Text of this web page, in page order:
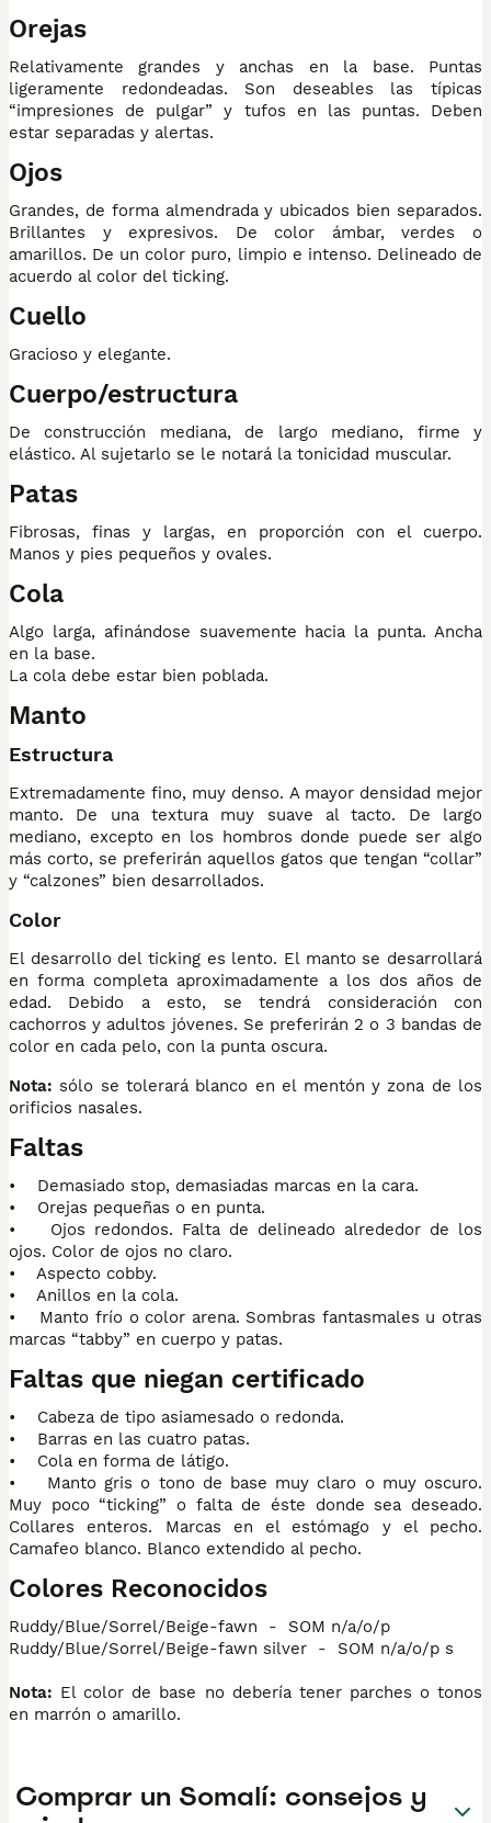
Orejas
Relativamente grandes y anchas en la base. Puntas
ligeramente redondeadas. Son deseables las típicas
“impresiones de pulgar” y tufos en las puntas. Deben
estar separadas y alertas.
Ojos
Grandes, de forma almendrada y ubicados bien separados.
Brillantes y expresivos. De color ámbar, verdes o
amarillos. De un color puro, limpio e intenso. Delineado de
acuerdo al color del ticking.
Cuello
Gracioso y elegante.
Cuerpo/estructura
De construcción mediana, de largo mediano, firme y
elástico. Al sujetarlo se le notará la tonicidad muscular.
Patas
Fibrosas, finas y largas, en proporción con el cuerpo.
Manos y pies pequeños y ovales.
Cola
Algo larga, afinándose suavemente hacia la punta. Ancha
en la base.
La cola debe estar bien poblada.
Manto
Estructura
Extremadamente fino, muy denso. A mayor densidad mejor
manto. De una textura muy suave al tacto. De largo
mediano, excepto en los hombros donde puede ser algo
más corto, se preferirán aquellos gatos que tengan “collar”
y “calzones” bien desarrollados.
Color
El desarrollo del ticking es lento. El manto se desarrollará
en forma completa aproximadamente a los dos años de
edad. Debido a esto, se tendrá consideración con
cachorros y adultos jóvenes. Se preferirán 2 o 3 bandas de
color en cada pelo, con la punta oscura.
Nota: sólo se tolerará blanco en el mentón y zona de los
orificios nasales.
Faltas
• Demasiado stop, demasiadas marcas en la cara.
• Orejas pequeñas o en punta.
• Ojos redondos. Falta de delineado alrededor de los
ojos. Color de ojos no claro.
• Aspecto cobby.
• Anillos en la cola.
• Manto frío o color arena. Sombras fantasmales u otras
marcas “tabby” en cuerpo y patas.
Faltas que niegan certificado
• Cabeza de tipo asiamesado o redonda.
• Barras en las cuatro patas.
• Cola en forma de látigo.
• Manto gris o tono de base muy claro o muy oscuro.
Muy poco “ticking” o falta de éste donde sea deseado.
Collares enteros. Marcas en el estómago y el pecho.
Camafeo blanco. Blanco extendido al pecho.
Colores Reconocidos
Ruddy/Blue/Sorrel/Beige-fawn - SOM n/a/o/p
Ruddy/Blue/Sorrel/Beige-fawn silver - SOM n/a/o/p s
Nota: El color de base no debería tener parches o tonos
en marrón o amarillo.
Comprar un Somalí: consejos y